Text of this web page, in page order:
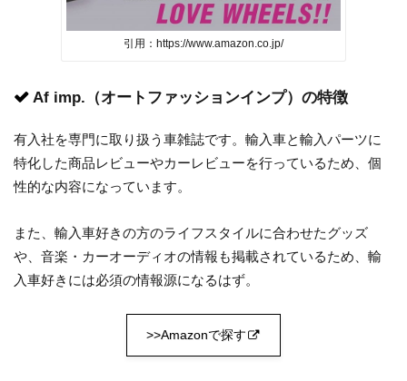
引用：https://www.amazon.co.jp/
Af imp.（オートファッションインプ）の特徴
有入社を専門に取り扱う車雑誌です。輸入車と輸入パーツに
特化した商品レビューやカーレビューを行っているため、個
性的な内容になっています。
また、輸入車好きの方のライフスタイルに合わせたグッズ
や、音楽・カーオーディオの情報も掲載されているため、輸
入車好きには必須の情報源になるはず。
>>Amazonで探す